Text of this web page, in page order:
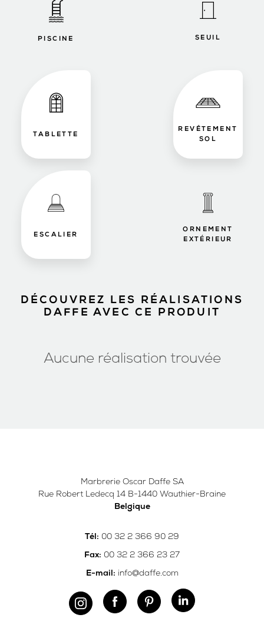
PISCINE SEUIL
TABLETTE
REVÊTEMENT
SOL
ESCALIER
ORNEMENT
EXTÉRIEUR
DÉCOUVREZ LES RÉALISATIONS
DAFFE AVEC CE PRODUIT
Aucune réalisation trouvée
Marbrerie Oscar Daffe SA
Rue Robert Ledecq 14 B-1440 Wauthier-Braine
Belgique
Tél: 00 32 2 366 90 29
Fax: 00 32 2 366 23 27
E-mail: info@daffe.com